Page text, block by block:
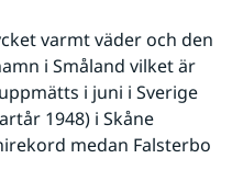
varmt väder och den
i Småland vilket är
i juni i Sverige
1948) i Skåne
medan Falsterbo